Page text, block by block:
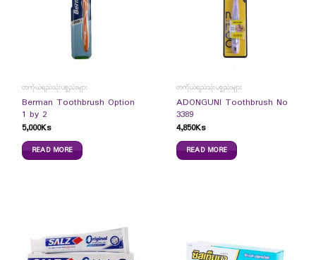
တကိုယ်ရည်သုံးပစ္စည်းများ
Berman Toothbrush Option
1 by 2
5,000Ks
READ MORE
တကိုယ်ရည်သုံးပစ္စည်းများ
ADONGUNI Toothbrush No
3389
4,850Ks
READ MORE